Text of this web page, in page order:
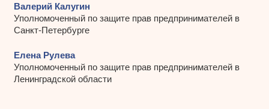
Валерий Калугин
Уполномоченный по защите прав предпринимателей в
Санкт-Петербурге
Елена Рулева
Уполномоченный по защите прав предпринимателей в
Ленинградской области